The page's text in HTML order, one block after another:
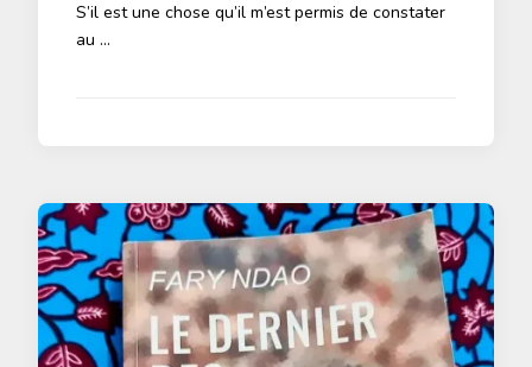
S’il est une chose qu’il m’est permis de constater
au …